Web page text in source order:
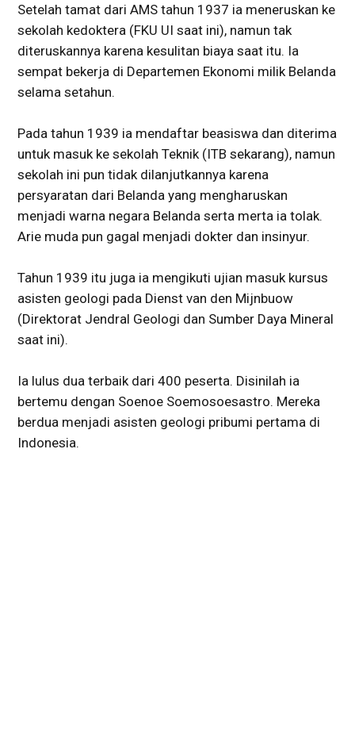
Setelah tamat dari AMS tahun 1937 ia meneruskan ke
sekolah kedoktera (FKU UI saat ini), namun tak
diteruskannya karena kesulitan biaya saat itu. Ia
sempat bekerja di Departemen Ekonomi milik Belanda
selama setahun.
Pada tahun 1939 ia mendaftar beasiswa dan diterima
untuk masuk ke sekolah Teknik (ITB sekarang), namun
sekolah ini pun tidak dilanjutkannya karena
persyaratan dari Belanda yang mengharuskan
menjadi warna negara Belanda serta merta ia tolak.
Arie muda pun gagal menjadi dokter dan insinyur.
Tahun 1939 itu juga ia mengikuti ujian masuk kursus
asisten geologi pada Dienst van den Mijnbuow
(Direktorat Jendral Geologi dan Sumber Daya Mineral
saat ini).
Ia lulus dua terbaik dari 400 peserta. Disinilah ia
bertemu dengan Soenoe Soemosoesastro. Mereka
berdua menjadi asisten geologi pribumi pertama di
Indonesia.